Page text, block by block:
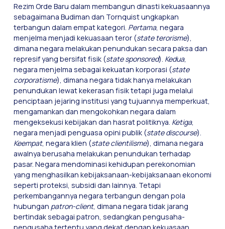
Rezim Orde Baru dalam membangun dinasti kekuasaannya
sebagaimana Budiman dan Tornquist ungkapkan
terbangun dalam empat kategori. Pertama, negara
menjelma menjadi kekuasaan teror (state terorisme),
dimana negara melakukan penundukan secara paksa dan
represif yang bersifat fisik (state sponsored). Kedua,
negara menjelma sebagai kekuatan korporasi (state
corporatisme), dimana negara tidak hanya melakukan
penundukan lewat kekerasan fisik tetapi juga melalui
penciptaan jejaring institusi yang tujuannya memperkuat,
mengamankan dan mengokohkan negara dalam
mengeksekusi kebijakan dan hasrat politiknya. Ketiga,
negara menjadi penguasa opini publik (state discourse).
Keempat, negara klien (state clientilisme), dimana negara
awalnya berusaha melakukan penundukan terhadap
pasar. Negara mendominasi kehidupan perekonomian
yang menghasilkan kebijaksanaan-kebijaksanaan ekonomi
seperti proteksi, subsidi dan lainnya. Tetapi
perkembangannya negara terbangun dengan pola
hubungan patron-client, dimana negara tidak jarang
bertindak sebagai patron, sedangkan pengusaha-
pengusaha tertentu yang dekat dengan kekuasaan